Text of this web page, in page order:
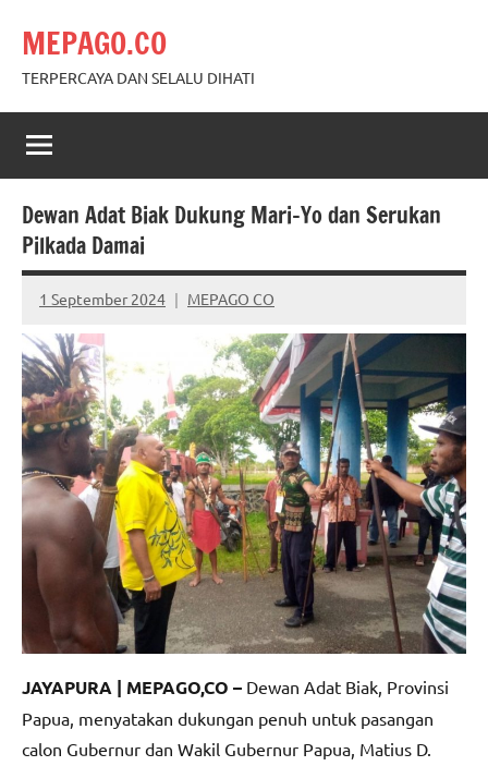
content
MEPAGO.CO
TERPERCAYA DAN SELALU DIHATI
Dewan Adat Biak Dukung Mari-Yo dan Serukan
Pilkada Damai
1 September 2024 MEPAGO CO
No
comments
JAYAPURA | MEPAGO,CO – Dewan Adat Biak, Provinsi
Papua, menyatakan dukungan penuh untuk pasangan
calon Gubernur dan Wakil Gubernur Papua, Matius D.